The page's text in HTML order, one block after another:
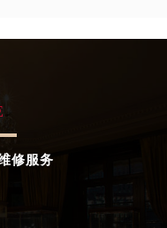
修服务